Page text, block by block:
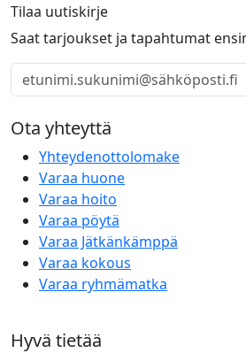
Tilaa uutiskirje
Saat tarjoukset ja tapahtumat
Ota yhteyttä
Yhteydenottolomake
Varaa huone
Varaa hoito
Varaa pöytä
Varaa Jätkänkämppä
Varaa kokous
Varaa ryhmämatka
Hyvä tietää